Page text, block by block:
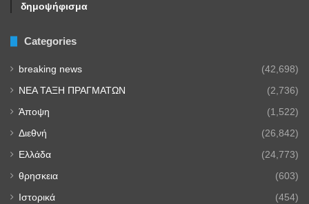
δημοψήφισμα
Categories
breaking news (42,698)
NEA TAΞΗ ΠΡΑΓΜΑΤΩΝ (2,736)
Άποψη (1,522)
Διεθνή (26,842)
Ελλάδα (24,773)
θρησκεια (603)
Ιστορικά (454)